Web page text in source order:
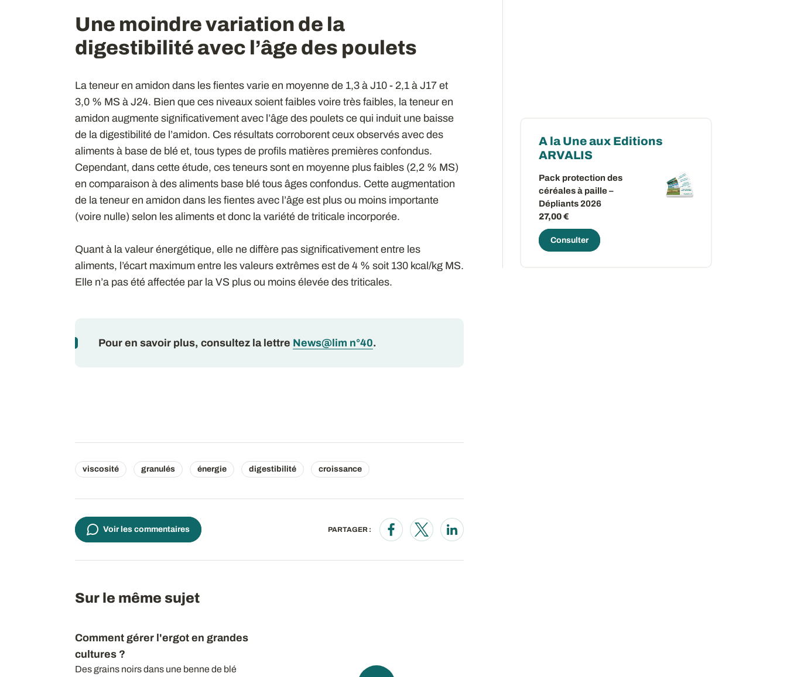
Une moindre variation de la
digestibilité avec l’âge des poulets
La teneur en amidon dans les fientes varie en moyenne de 1,3 à J10 - 2,1 à J17 et
3,0 % MS à J24. Bien que ces niveaux soient faibles voire très faibles, la teneur en
amidon augmente significativement avec l’âge des poulets ce qui induit une baisse
de la digestibilité de l’amidon. Ces résultats corroborent ceux observés avec des
aliments à base de blé et, tous types de profils matières premières confondus.
Cependant, dans cette étude, ces teneurs sont en moyenne plus faibles (2,2 % MS)
en comparaison à des aliments base blé tous âges confondus. Cette augmentation
de la teneur en amidon dans les fientes avec l’âge est plus ou moins importante
(voire nulle) selon les aliments et donc la variété de triticale incorporée.
Quant à la valeur énergétique, elle ne diffère pas significativement entre les
aliments, l’écart maximum entre les valeurs extrêmes est de 4 % soit 130 kcal/kg MS.
Elle n’a pas été affectée par la VS plus ou moins élevée des triticales.
Pour en savoir plus, consultez la lettre News@lim n°40.
viscosité granulés énergie digestibilité croissance
Voir les commentaires PARTAGER :
Opens in a new window
Opens in a new window
Opens in a new window
Sur le même sujet
Comment gérer l'ergot en grandes
cultures ?
Des grains noirs dans une benne de blé
A la Une aux Editions
ARVALIS
Pack protection des
céréales à paille –
Dépliants 2026
27,00 €
Consulter